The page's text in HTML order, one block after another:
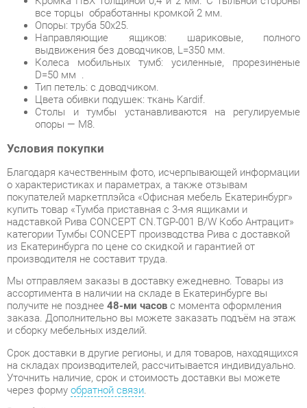
D=50 мм .
Тип петель: с доводчиком.
Цвета обивки подушек: ткань Kardif.
Столы и тумбы устанавливаются на регулируемые
опоры — М8.
Условия покупки
Благодаря качественным фото, исчерпывающей информации
о характеристиках и параметрах, а также отзывам
покупателей маркетплэйса «Офисная мебель Екатеринбург»
надставкой Рива CONCEPT CN.TGP-001 B/W Кобо Антрацит»
из Екатеринбурга по цене со скидкой и гарантией от
производителя не составит труда.
Мы отправляем заказы в доставку ежедневно. Товары из
ассортимента в наличии на складе в Екатеринбурге вы
получите не позднее48-ми часовс момента оформления
заказа. Дополнительно вы можете заказать подъём на этаж
и сборку мебельных изделий.
Срок доставки в другие регионы, и для товаров, находящихся
на складах производителей, рассчитывается индивидуально.
Уточнить наличие, срок и стоимость доставки вы можете
через форму обратной связи
В любой момент до передачи заказа в доставку, а также в
изменить выборили принять решение об отказе от покупки.
Несмотря на качественную упаковку, тумбы concept могут
быть повреждены при транспортировке. Если Вы заметили